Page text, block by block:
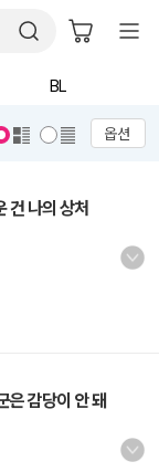
BL
옵션
나의 상처
감당이 안 돼